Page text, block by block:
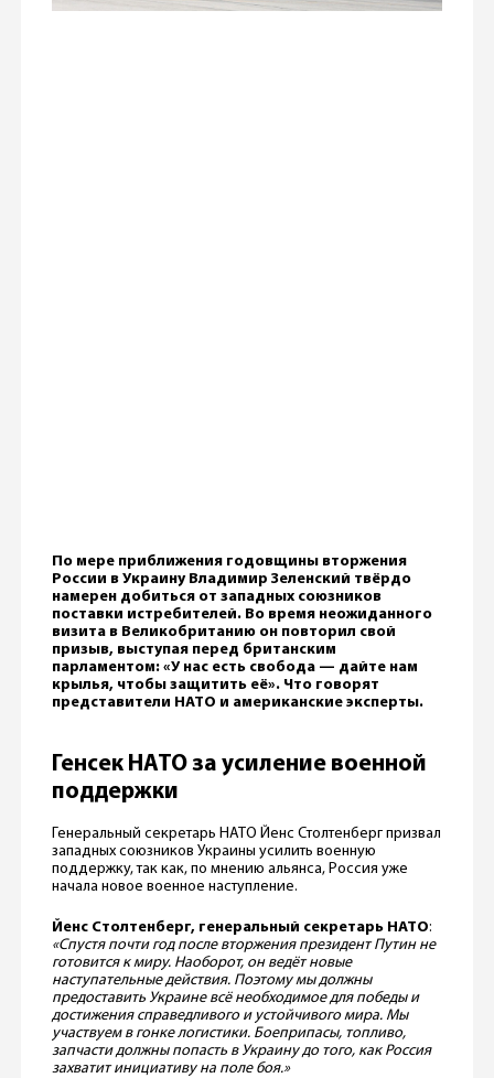
По мере приближения годовщины вторжения
России в Украину Владимир Зеленский твёрдо
намерен добиться от западных союзников
поставки истребителей. Во время неожиданного
визита в Великобританию он повторил свой
призыв, выступая перед британским
парламентом: «У нас есть свобода — дайте нам
крылья, чтобы защитить её». Что говорят
представители НАТО и американские эксперты.
Генсек НАТО за усиление военной
поддержки
Генеральный секретарь НАТО Йенс Столтенберг призвал
западных союзников Украины усилить военную
поддержку, так как, по мнению альянса, Россия уже
начала новое военное наступление.
Йенс Столтенберг, генеральный секретарь НАТО:
«Спустя почти год после вторжения президент Путин не
готовится к миру. Наоборот, он ведёт новые
наступательные действия. Поэтому мы должны
предоставить Украине всё необходимое для победы и
достижения справедливого и устойчивого мира. Мы
участвуем в гонке логистики. Боеприпасы, топливо,
запчасти должны попасть в Украину до того, как Россия
захватит инициативу на поле боя.»